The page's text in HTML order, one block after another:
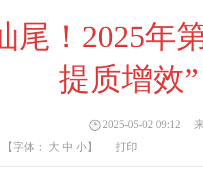
尾！2025年
提质增效
2025-05-02 09:12
【字体： 大 中 小】 打印